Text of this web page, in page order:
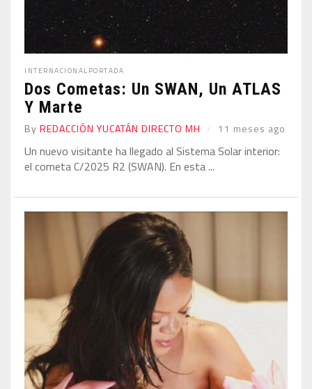
INTERNACIONAL PORTADA
Dos Cometas: Un SWAN, Un ATLAS
Y Marte
By REDACCIÓN YUCATÁN DIRECTO MH 11 meses ago
Un nuevo visitante ha llegado al Sistema Solar interior:
el cometa C/2025 R2 (SWAN). En esta ...